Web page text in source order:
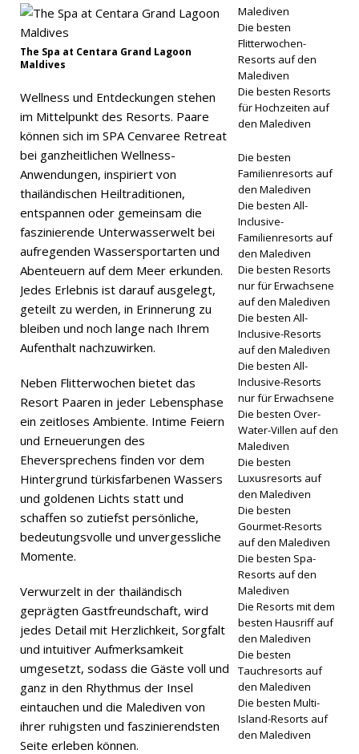
2026 ]
Lagoon
Maldives
t
romantisc
he
gebote
5-
UND
RESORTS
The Spa at Centara Grand Lagoon
Maldives
Wellness und Entdeckungen stehen
im Mittelpunkt des Resorts. Paare
können sich im SPA Cenvaree Retreat
bei ganzheitlichen Wellness-
Anwendungen, inspiriert von
thailändischen Heiltraditionen,
entspannen oder gemeinsam die
faszinierende Unterwasserwelt bei
aufregenden Wassersportarten und
Abenteuern auf dem Meer erkunden.
Jedes Erlebnis ist darauf ausgelegt,
geteilt zu werden, in Erinnerung zu
bleiben und noch lange nach Ihrem
Aufenthalt nachzuwirken.
Neben Flitterwochen bietet das
Resort Paaren in jeder Lebensphase
ein zeitloses Ambiente. Intime Feiern
und Erneuerungen des
Eheversprechens finden vor dem
Hintergrund türkisfarbenen Wassers
und goldenen Lichts statt und
schaffen so zutiefst persönliche,
bedeutungsvolle und unvergessliche
Momente.
Verwurzelt in der thailändisch
geprägten Gastfreundschaft, wird
jedes Detail mit Herzlichkeit, Sorgfalt
und intuitiver Aufmerksamkeit
umgesetzt, sodass die Gäste voll und
ganz in den Rhythmus der Insel
eintauchen und die Malediven von
ihrer ruhigsten und faszinierendsten
Seite erleben können.
Malediven
Die besten
Flitterwochen-
Resorts auf den
Malediven
Die besten Resorts
für Hochzeiten auf
den Malediven
Die besten
Familienresorts auf
den Malediven
Die besten All-
Inclusive-
Familienresorts auf
den Malediven
Die besten Resorts
nur für Erwachsene
auf den Malediven
Die besten All-
Inclusive-Resorts
auf den Malediven
Die besten All-
Inclusive-Resorts
nur für Erwachsene
Die besten Over-
Water-Villen auf den
Malediven
Die besten
Luxusresorts auf
den Malediven
Die besten
Gourmet-Resorts
auf den Malediven
Die besten Spa-
Resorts auf den
Malediven
Die Resorts mit dem
besten Hausriff auf
den Malediven
Die besten
Tauchresorts auf
den Malediven
Die besten Multi-
Island-Resorts auf
den Malediven